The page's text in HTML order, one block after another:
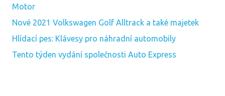
Motor
Nové 2021 Volkswagen Golf Alltrack a také majetek
Hlídací pes: Klávesy pro náhradní automobily
Tento týden vydání společnosti Auto Express